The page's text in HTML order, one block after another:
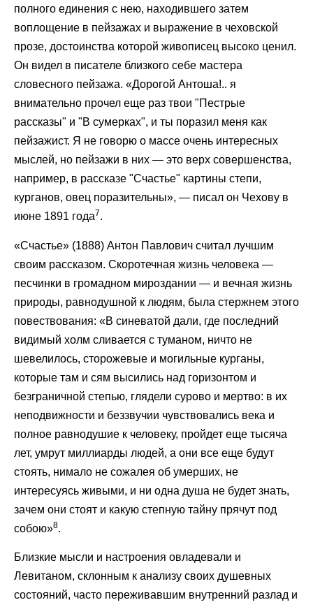
полного единения с нею, находившего затем
воплощение в пейзажах и выражение в чеховской
прозе, достоинства которой живописец высоко ценил.
Он видел в писателе близкого себе мастера
словесного пейзажа. «Дорогой Антоша!.. я
внимательно прочел еще раз твои "Пестрые
рассказы" и "В сумерках", и ты поразил меня как
пейзажист. Я не говорю о массе очень интересных
мыслей, но пейзажи в них — это верх совершенства,
например, в рассказе "Счастье" картины степи,
курганов, овец поразительны», — писал он Чехову в
июне 1891 года7.
«Счастье» (1888) Антон Павлович считал лучшим
своим рассказом. Скоротечная жизнь человека —
песчинки в громадном мироздании — и вечная жизнь
природы, равнодушной к людям, была стержнем этого
повествования: «В синеватой дали, где последний
видимый холм сливается с туманом, ничто не
шевелилось, сторожевые и могильные курганы,
которые там и сям высились над горизонтом и
безграничной степью, глядели сурово и мертво: в их
неподвижности и беззвучии чувствовались века и
полное равнодушие к человеку, пройдет еще тысяча
лет, умрут миллиарды людей, а они все еще будут
стоять, нимало не сожалея об умерших, не
интересуясь живыми, и ни одна душа не будет знать,
зачем они стоят и какую степную тайну прячут под
собою»8.
Близкие мысли и настроения овладевали и
Левитаном, склонным к анализу своих душевных
состояний, часто переживавшим внутренний разлад и